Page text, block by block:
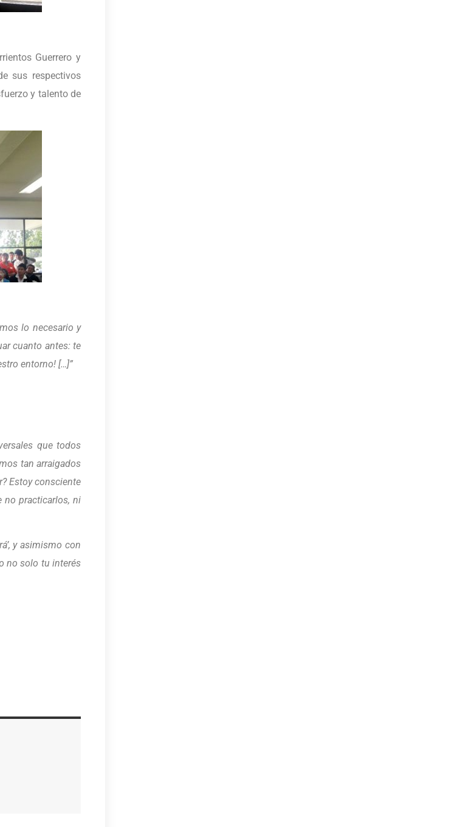
Guerrero y
sus respectivos
y talento de
lo necesario y
cuanto antes: te
entorno! […]”
que todos
tan arraigados
Estoy consciente
no practicarlos, ni
y asimismo con
no solo tu interés